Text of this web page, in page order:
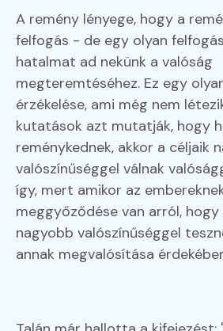
A remény lényege, hogy a
felfogás - de egy olyan
hatalmat ad nekünk a valóság
megteremtéséhez. Ez egy
érzékelése, ami még nem
kutatások azt mutatják, hogy
reménykednek, akkor a céljaik
valószínűséggel válnak
így, mert amikor az
meggyőződése van arról,
nagyobb valószínűséggel
annak megvalósítása